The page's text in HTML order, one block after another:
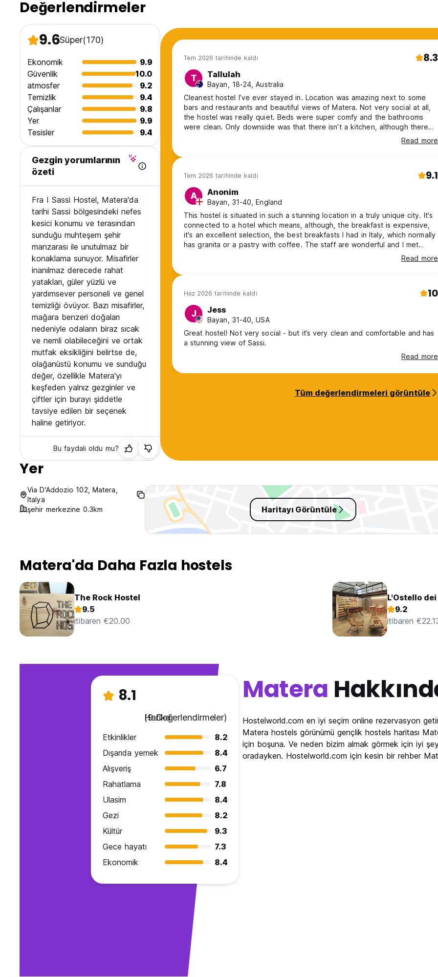
Değerlendirmeler
9.6Süper(170)
Ekonomik
9.9
Güvenlik
10.0
atmosfer
9.2
Temizlik
9.4
Çalışanlar
9.8
Yer
9.9
Tesisler
9.4
Gezgin yorumlarının
özeti
Fra I Sassi Hostel, Matera'da
tarihi Sassi bölgesindeki nefes
kesici konumu ve terasından
sunduğu muhteşem şehir
manzarası ile unutulmaz bir
konaklama sunuyor. Misafirler
inanılmaz derecede rahat
yatakları, güler yüzlü ve
yardımsever personeli ve genel
temizliği övüyor. Bazı misafirler,
mağara benzeri doğaları
nedeniyle odaların biraz sıcak
ve nemli olabileceğini ve ortak
mutfak eksikliğini belirtse de,
olağanüstü konumu ve sunduğu
değer, özellikle Matera'yı
keşfeden yalnız gezginler ve
çiftler için burayı şiddetle
tavsiye edilen bir seçenek
haline getiriyor.
Bu faydalı oldu mu?
Tem 2026 tarihinde kaldı 8.3
T Tallulah
Bayan, 18-24, Australia
Cleanest hostel I’ve ever stayed in. Location was amazing next to some
bars and restaurants and beautiful views of Matera. Not very social at all,
the hostel was really quiet. Beds were super comfy and the bathrooms
were clean. Only downside was that there isn’t a kitchen, although there
Read more
Tem 2026 tarihinde kaldı 9.1
A Anonim
Bayan, 31-40, England
This hostel is situated in such a stunning location in a truly unique city. It's
connected to a hotel which means, although, the breakfast is expensive,
it's an excellent selection, the best breakfasts I had in Italy, which normally
has granita or a pastry with coffee. The staff are wonderful and I met
lovely people! The dorms are very comfortable with powerful aircon and
great bathrooms! The only problems was the damp in the bathrooms and
Read more
Haz 2026 tarihinde kaldı 10
J Jess
Bayan, 31-40, USA
Great hostel! Not very social - but it’s very clean and comfortable and has
a stunning view of Sassi.
Read more
Tüm değerlendirmeleri görüntüle
Yer
Via D'Addozio 102, Matera,
Italya
şehir merkezine 0.3km
Haritayı Görüntüle
Matera'da Daha Fazla hostels
The Rock Hostel
9.5
itibaren €20.00
L'Ostello
9.2
itibaren
8.1
Harika
(9 Değerlendirmeler)
Etkinlikler
8.2
Dışarıda yemek
8.4
Alışveriş
6.7
Rahatlama
7.8
Ulasim
8.4
Gezi
8.2
Kültür
9.3
Gece hayatı
7.3
Ekonomik
8.4
Matera
Hostelworld.com en iyi seçim online rezervasyon
Matera hostels görünümü gençlik hostels haritası
için boşuna. Ve neden bizim almak görmek için iyi
oradayken. Hostelworld.com için kesin bir rehber